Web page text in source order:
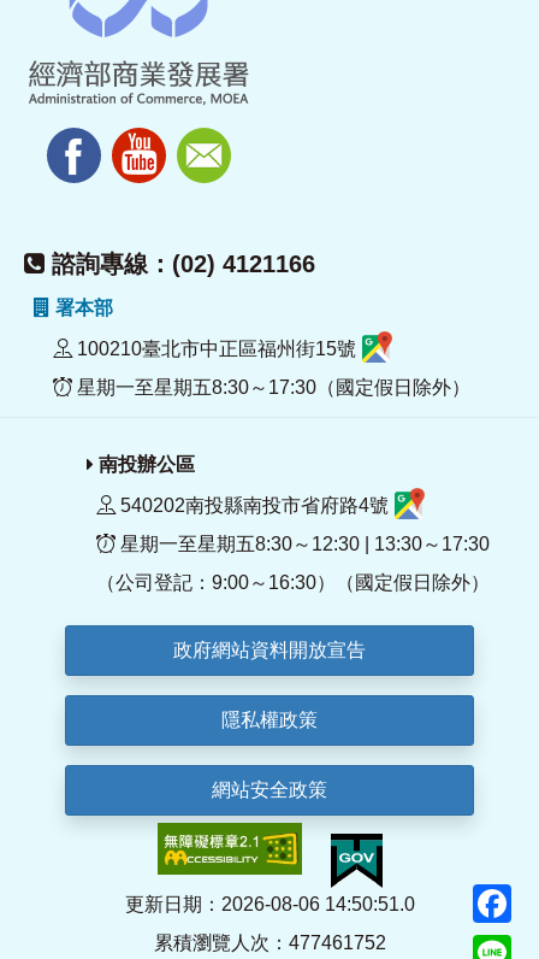
諮詢專線：(02) 4121166
署本部
100210臺北市中正區福州街15號
星期一至星期五8:30～17:30（國定假日除外）
南投辦公區
540202南投縣南投市省府路4號
星期一至星期五8:30～12:30 | 13:30～17:30
（公司登記：9:00～16:30）（國定假日除外）
政府網站資料開放宣告
隱私權政策
網站安全政策
更新日期：2026-08-06 14:50:51.0
累積瀏覽人次：477461752